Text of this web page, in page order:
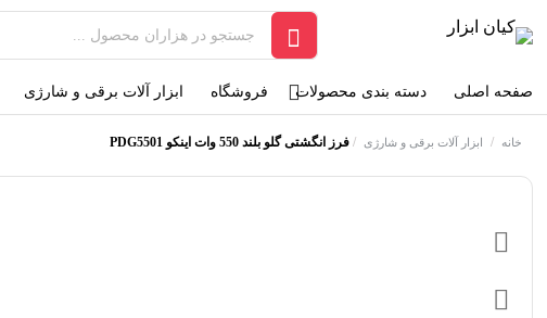
صفحه اصلی دسته بندی محصولات فروشگاه ابزار آلات برقی و شارژی
خانه / ابزار آلات برقی و شارژی /فرز انگشتی گلو بلند 550 وات اینکو PDG5501